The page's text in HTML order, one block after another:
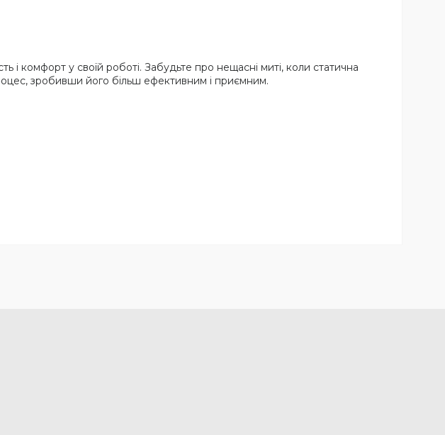
і комфорт у своїй роботі. Забудьте про нещасні миті, коли статична
зробивши його більш ефективним і приємним.